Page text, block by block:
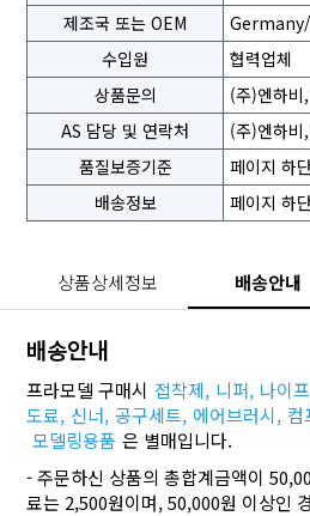
제조국 또는 OEM
수입원
협력업체
상품문의
(주)엔하
AS 담당 및 연락처
(주)엔하
품질보증기준
페이지 하
배송정보
페이지 하
상품상세정보 배송안내
배송안내
프라모델 구매시 접착제, 니퍼, 나이
도료, 신너, 공구세트, 에어브러시, 컴
모델링용품 은 별매입니다.
- 주문하신 상품의 총합계금액이
료는 2,500원이며, 50,000원 이상인